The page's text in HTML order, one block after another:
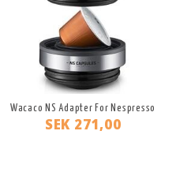
Wacaco NS Adapter For Nespresso
SEK 271,00